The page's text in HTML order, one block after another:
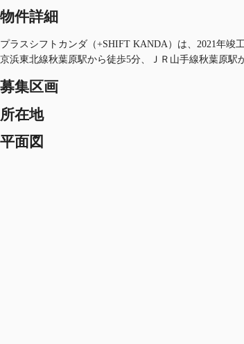
物件詳細
プラスシフトカンダ（+SHIFT KANDA）は、2021年竣
京浜東北線秋葉原駅から徒歩5分、ＪＲ山手線秋葉原駅
募集区画
所在地
平面図